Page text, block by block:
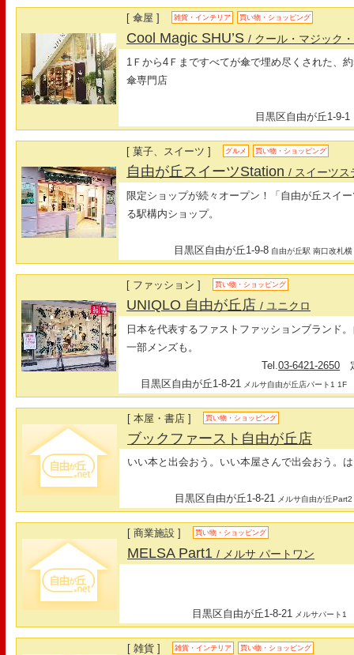
[ 傘屋 ] 雑貨・インテリア 買い物・ショッピング
Cool Magic SHU’S/ クール・マジック
1Ｆから4Ｆまですべてが傘で埋め尽くされた、
傘専門店
目黒区自由が丘1-9-1
[ 菓子、スイーツ ] グルメ 買い物・ショッピング
自由が丘スイーツStation/ スイーツス
限定ショップが続々オープン！「自由が丘スイ
る駅構内ショップ。
目黒区自由が丘1-9-8 自由が丘駅 南口改札横
[ ファッション ] 買い物・ショッピング
UNIQLO 自由が丘店/ ユニクロ
日本を代表するファストファッションブランド
一部メンズも。
Tel.03-6421-2650
目黒区自由が丘1-8-21 メルサ自由が丘店パート1 1F
[ 本屋・書店 ] 買い物・ショッピング
ブックファースト自由が丘店
いい本と出会おう。いい本屋さんで出会おう。
目黒区自由が丘1-8-21 メルサ自由が丘Part2
[ 商業施設 ] 買い物・ショッピング
MELSA Part1/ メルサ パートワン
目黒区自由が丘1-8-21 メルサパート1
[ 雑貨 ] 雑貨・インテリア 買い物・ショッピング